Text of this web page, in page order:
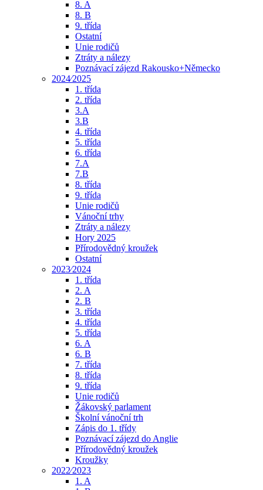
8. A
8. B
9. třída
Ostatní
Unie rodičů
Ztráty a nálezy
Poznávací zájezd Rakousko+Německo
2024⁄2025
1. třída
2. třída
3.A
3.B
4. třída
5. třída
6. třída
7.A
7.B
8. třída
9. třída
Unie rodičů
Vánoční trhy
Ztráty a nálezy
Hory 2025
Přírodovědný kroužek
Ostatní
2023⁄2024
1. třída
2. A
2. B
3. třída
4. třída
5. třída
6. A
6. B
7. třída
8. třída
9. třída
Unie rodičů
Žákovský parlament
Školní vánoční trh
Zápis do 1. třídy
Poznávací zájezd do Anglie
Přírodovědný kroužek
Kroužky
2022⁄2023
1. A